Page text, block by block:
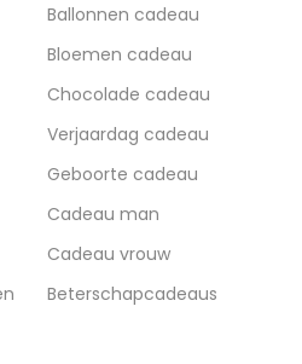
Ballonnen cadeau
Bloemen cadeau
Chocolade cadeau
Verjaardag cadeau
Geboorte cadeau
Cadeau man
Cadeau vrouw
Beterschapcadeaus